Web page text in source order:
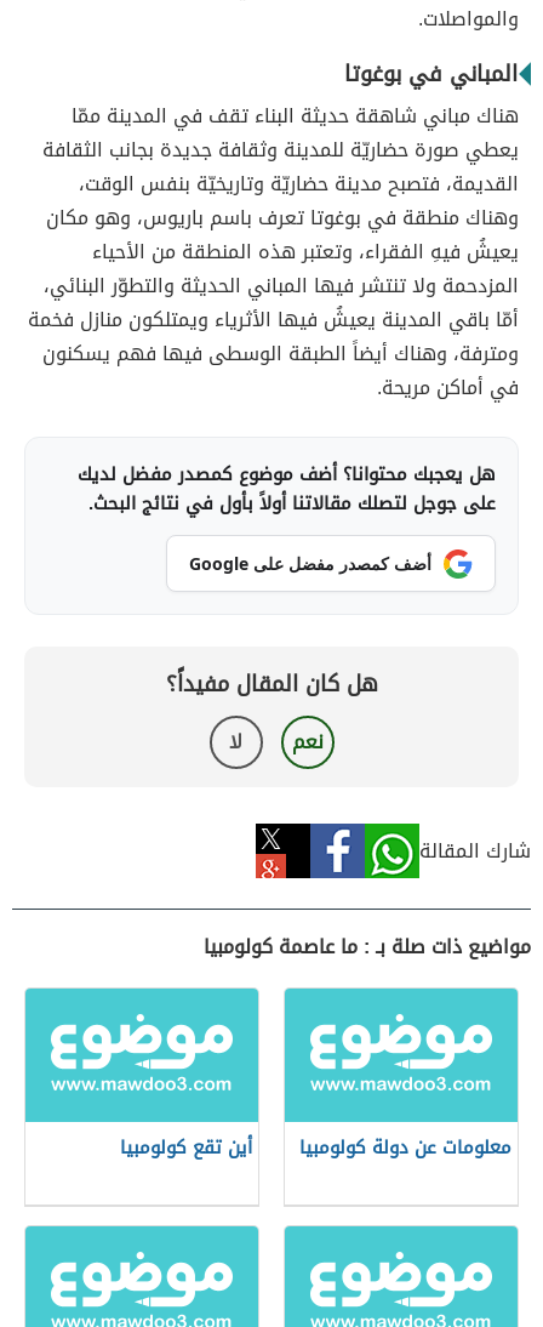
والمواصلات.
المباني في بوغوتا
هناك مباني شاهقة حديثة البناء تقف في المدينة ممّا
يعطي صورة حضاريّة للمدينة وثقافة جديدة بجانب الثقافة
القديمة، فتصبح مدينة حضاريّة وتاريخيّة بنفس الوقت،
وهناك منطقة في بوغوتا تعرف باسم باريوس، وهو مكان
يعيشُ فيهِ الفقراء، وتعتبر هذه المنطقة من الأحياء
المزدحمة ولا تنتشر فيها المباني الحديثة والتطوّر البنائي،
أمّا باقي المدينة يعيشُ فيها الأثرياء ويمتلكون منازل فخمة
ومترفة، وهناك أيضاً الطبقة الوسطى فيها فهم يسكنون
في أماكن مريحة.
هل يعجبك محتوانا؟ أضف موضوع كمصدر مفضل لديك
على جوجل لتصلك مقالاتنا أولاً بأول في نتائج البحث.
أضف كمصدر مفضل على Google
هل كان المقال مفيداً؟
نعم لا
شارك المقالة
مواضيع ذات صلة بـ : ما عاصمة كولومبيا
معلومات عن دولة كولومبيا أين تقع كولومبيا